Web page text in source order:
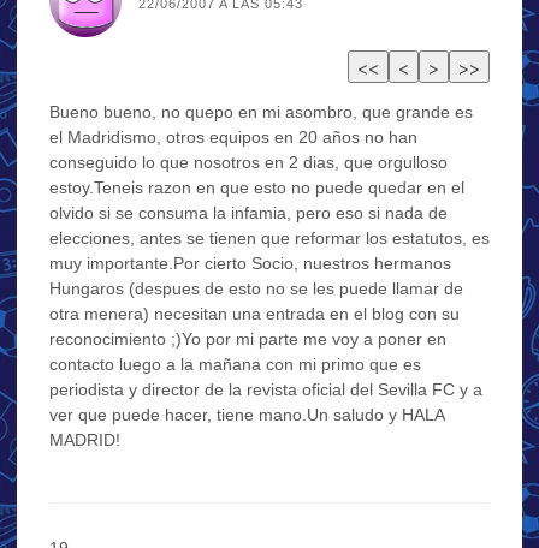
22/06/2007 A LAS 05:43
Bueno bueno, no quepo en mi asombro, que grande es
el Madridismo, otros equipos en 20 años no han
conseguido lo que nosotros en 2 dias, que orgulloso
estoy.Teneis razon en que esto no puede quedar en el
olvido si se consuma la infamia, pero eso si nada de
elecciones, antes se tienen que reformar los estatutos, es
muy importante.Por cierto Socio, nuestros hermanos
Hungaros (despues de esto no se les puede llamar de
otra menera) necesitan una entrada en el blog con su
reconocimiento ;)Yo por mi parte me voy a poner en
contacto luego a la mañana con mi primo que es
periodista y director de la revista oficial del Sevilla FC y a
ver que puede hacer, tiene mano.Un saludo y HALA
MADRID!